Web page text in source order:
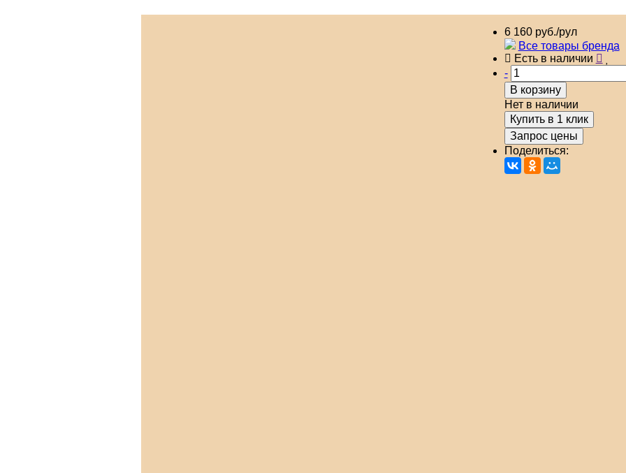
6 160 руб./рул
Все товары бренда
Есть в наличии
-
В корзину
Нет в наличии
Купить в 1 клик
Запрос цены
Поделиться: